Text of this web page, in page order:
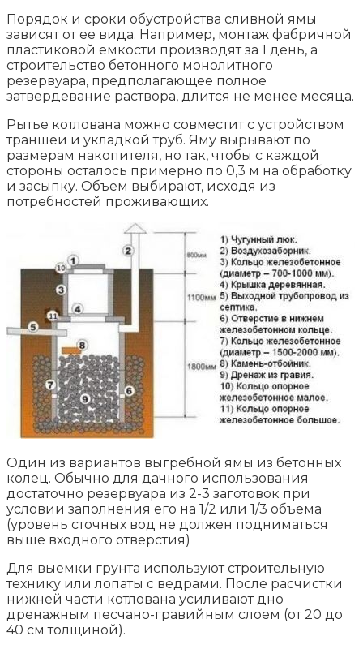
Порядок и сроки обустройства сливной ямы
зависят от ее вида. Например, монтаж фабричной
пластиковой емкости производят за 1 день, а
строительство бетонного монолитного
резервуара, предполагающее полное
затвердевание раствора, длится не менее месяца.
Рытье котлована можно совместит с устройством
траншеи и укладкой труб. Яму вырывают по
размерам накопителя, но так, чтобы с каждой
стороны осталось примерно по 0,3 м на обработку
и засыпку. Объем выбирают, исходя из
потребностей проживающих.
Один из вариантов выгребной ямы из бетонных
колец. Обычно для дачного использования
достаточно резервуара из 2-3 заготовок при
условии заполнения его на 1/2 или 1/3 объема
(уровень сточных вод не должен подниматься
выше входного отверстия)
Для выемки грунта используют строительную
технику или лопаты с ведрами. После расчистки
нижней части котлована усиливают дно
дренажным песчано-гравийным слоем (от 20 до
40 см толщиной).